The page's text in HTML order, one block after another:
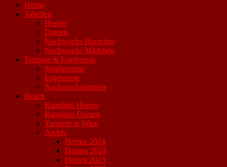
Home
Tabellen
Herren
Damen
Nachwuchs Burschen
Nachwuchs Mädchen
Termine & Ergebnisse
Spieltermine
Ergebnisse
Nachwuchsturniere
Beach
Rangliste Herren
Rangliste Damen
Turniere in Wien
Archiv
Herren 2024
Damen 2024
Herren 2023